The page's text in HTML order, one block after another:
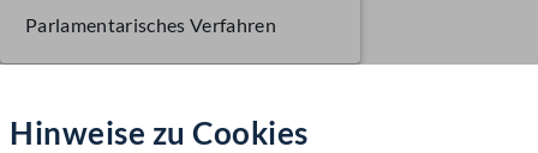
Hilfe
Hinweise zu Cookies
Parlamentarisches Verfahren